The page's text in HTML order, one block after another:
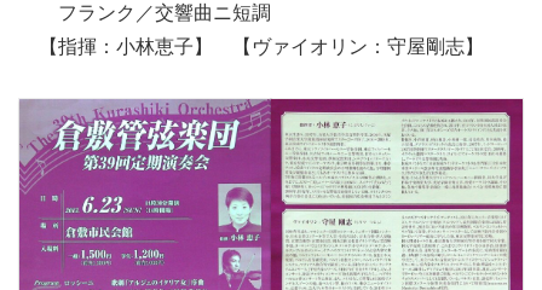
フランク／交響曲ニ短調
【指揮：小林恵子】 【ヴァイオリン：守屋剛志】